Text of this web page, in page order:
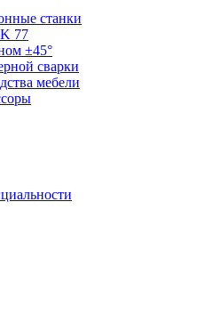
станки
77
±45°
сварки
мебели